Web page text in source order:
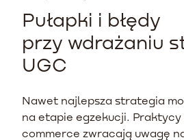
Pułapki i błędy
przy wdrażaniu
UGC
Nawet najlepsza strategia
na etapie egzekucji. Praktycy
commerce zwracają uwagę